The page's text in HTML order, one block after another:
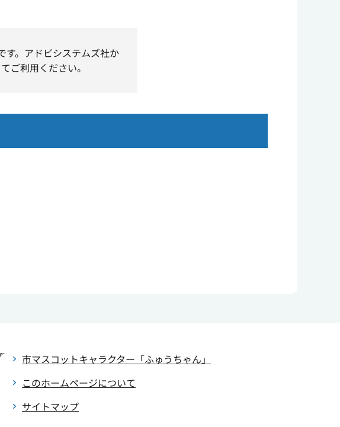
す。アドビシステムズ社か
ご利用ください。
市マスコットキャラクター 「ふゅうちゃん」
このホームページについて
サイトマップ